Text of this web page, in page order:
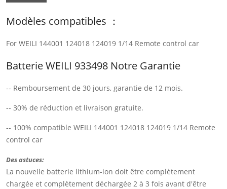
Modèles compatibles ：
For WEILI 144001 124018 124019 1/14 Remote control car
Batterie WEILI 933498 Notre Garantie
-- Remboursement de 30 jours, garantie de 12 mois.
-- 30% de réduction et livraison gratuite.
-- 100% compatible WEILI 144001 124018 124019 1/14 Remote
control car
Des astuces:
La nouvelle batterie lithium-ion doit être complètement
chargée et complètement déchargée 2 à 3 fois avant d'être